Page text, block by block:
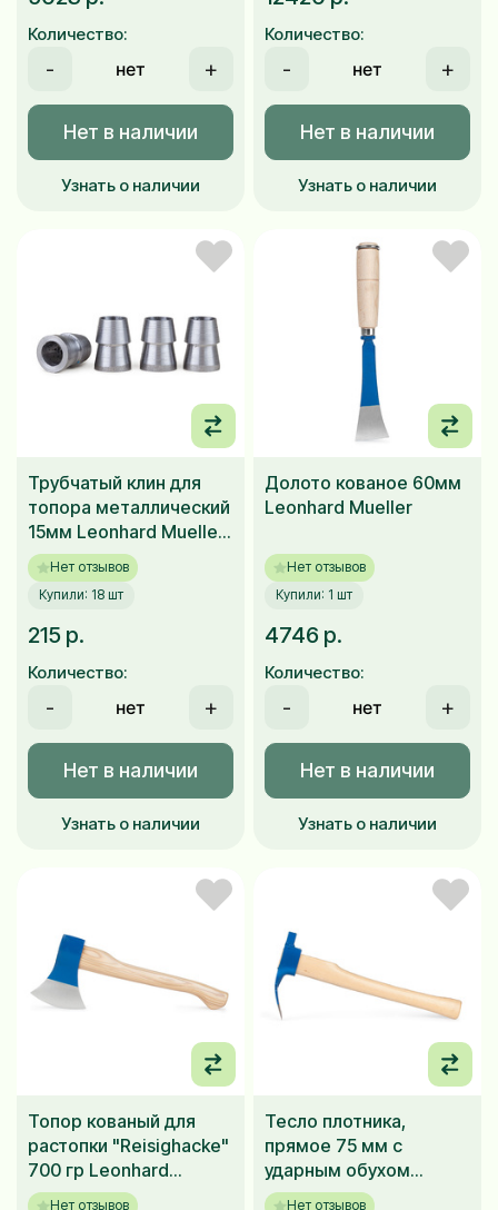
Количество:
- +
Нет в наличии
Узнать о наличии
Количество:
- +
Нет в наличии
Узнать о наличии
Трубчатый клин для
топора металлический
15мм Leonhard Mueller
4 шт
Нет отзывов
Купили: 18 шт
215 р.
Количество:
- +
Нет в наличии
Узнать о наличии
Долото кованое 60мм
Leonhard Mueller
Нет отзывов
Купили: 1 шт
4746 р.
Количество:
- +
Нет в наличии
Узнать о наличии
Топор кованый для
растопки "Reisighacke"
700 гр Leonhard
Mueller
Нет отзывов
Тесло плотника,
прямое 75 мм с
ударным обухом
Leonhard Mueller
Нет отзывов